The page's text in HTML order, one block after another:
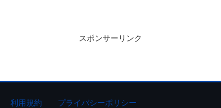
スポンサーリンク
利用規約 プライバシーポリシー